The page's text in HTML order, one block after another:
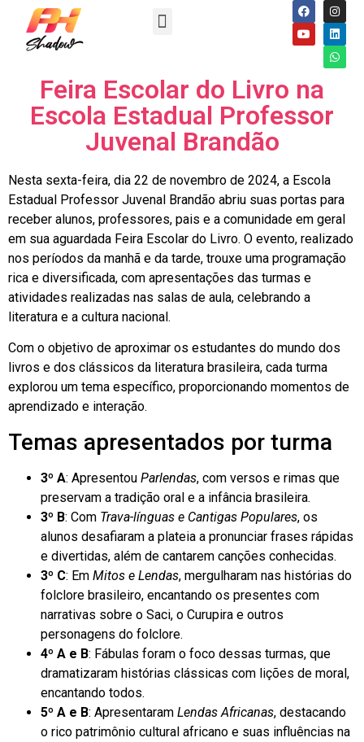
Feira Escolar do Livro na
Escola Estadual Professor
Juvenal Brandão
Nesta sexta-feira, dia 22 de novembro de 2024, a Escola
Estadual Professor Juvenal Brandão abriu suas portas para
receber alunos, professores, pais e a comunidade em geral
em sua aguardada Feira Escolar do Livro. O evento, realizado
nos períodos da manhã e da tarde, trouxe uma programação
rica e diversificada, com apresentações das turmas e
atividades realizadas nas salas de aula, celebrando a
literatura e a cultura nacional.
Com o objetivo de aproximar os estudantes do mundo dos
livros e dos clássicos da literatura brasileira, cada turma
explorou um tema específico, proporcionando momentos de
aprendizado e interação.
Temas apresentados por turma
3º A: Apresentou Parlendas, com versos e rimas que
preservam a tradição oral e a infância brasileira.
3º B: Com Trava-línguas e Cantigas Populares, os
alunos desafiaram a plateia a pronunciar frases rápidas
e divertidas, além de cantarem canções conhecidas.
3º C: Em Mitos e Lendas, mergulharam nas histórias do
folclore brasileiro, encantando os presentes com
narrativas sobre o Saci, o Curupira e outros
personagens do folclore.
4º A e B: Fábulas foram o foco dessas turmas, que
dramatizaram histórias clássicas com lições de moral,
encantando todos.
5º A e B: Apresentaram Lendas Africanas, destacando
o rico patrimônio cultural africano e suas influências na